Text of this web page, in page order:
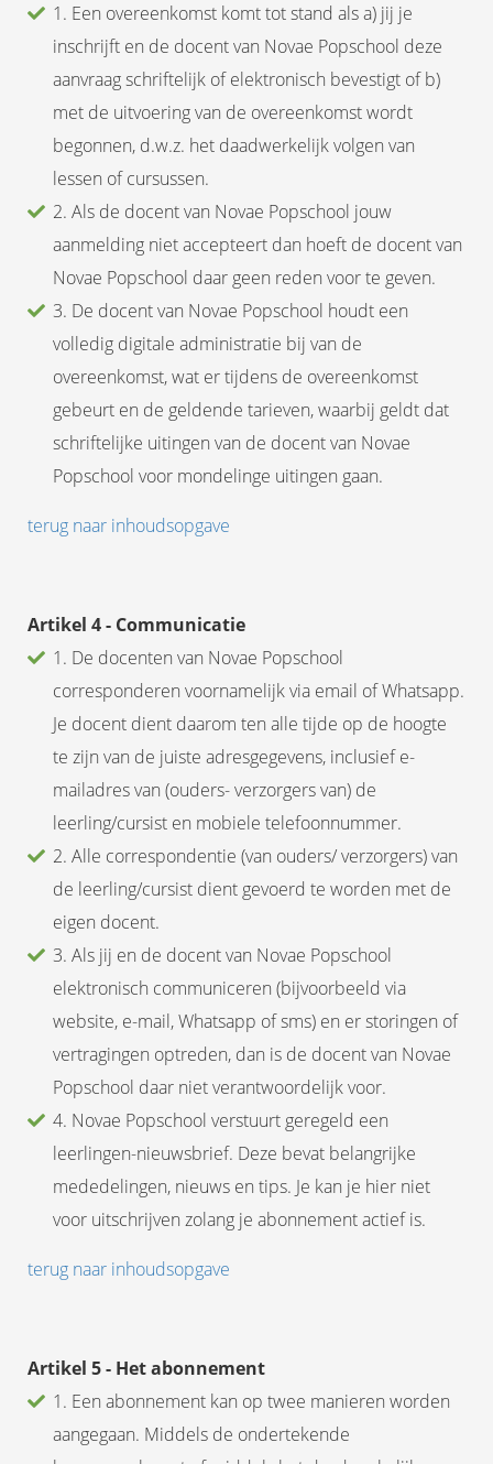
1. Een overeenkomst komt tot stand als a) jij je
inschrijft en de docent van Novae Popschool deze
aanvraag schriftelijk of elektronisch bevestigt of b)
met de uitvoering van de overeenkomst wordt
begonnen, d.w.z. het daadwerkelijk volgen van
lessen of cursussen.
2. Als de docent van Novae Popschool jouw
aanmelding niet accepteert dan hoeft de docent van
Novae Popschool daar geen reden voor te geven.
3. De docent van Novae Popschool houdt een
volledig digitale administratie bij van de
overeenkomst, wat er tijdens de overeenkomst
gebeurt en de geldende tarieven, waarbij geldt dat
schriftelijke uitingen van de docent van Novae
Popschool voor mondelinge uitingen gaan.
terug naar inhoudsopgave
Artikel 4 - Communicatie
1. De docenten van Novae Popschool
corresponderen voornamelijk via email of Whatsapp.
Je docent dient daarom ten alle tijde op de hoogte
te zijn van de juiste adresgegevens, inclusief e-
mailadres van (ouders- verzorgers van) de
leerling/cursist en mobiele telefoonnummer.
2. Alle correspondentie (van ouders/ verzorgers) van
de leerling/cursist dient gevoerd te worden met de
eigen docent.
3. Als jij en de docent van Novae Popschool
elektronisch communiceren (bijvoorbeeld via
website, e-mail, Whatsapp of sms) en er storingen of
vertragingen optreden, dan is de docent van Novae
Popschool daar niet verantwoordelijk voor.
4. Novae Popschool verstuurt geregeld een
leerlingen-nieuwsbrief. Deze bevat belangrijke
mededelingen, nieuws en tips. Je kan je hier niet
voor uitschrijven zolang je abonnement actief is.
terug naar inhoudsopgave
Artikel 5 - Het abonnement
1. Een abonnement kan op twee manieren worden
aangegaan. Middels de ondertekende